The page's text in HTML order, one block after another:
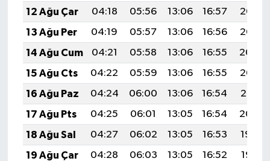
12 Ağu Çar
04:18 05:56 13:06 16:57
20:07
13 Ağu Per
04:19 05:57 13:06 16:56
20:05
14 Ağu Cum
04:21 05:58 13:06 16:55
20:04
15 Ağu Cts
04:22 05:59 13:06 16:55
20:03
16 Ağu Paz
04:24 06:00 13:06 16:54
20:01
17 Ağu Pts
04:25 06:01 13:05 16:54
20:00
18 Ağu Sal
04:27 06:02 13:05 16:53
19:59
19 Ağu Çar
04:28 06:03 13:05 16:52
19:57